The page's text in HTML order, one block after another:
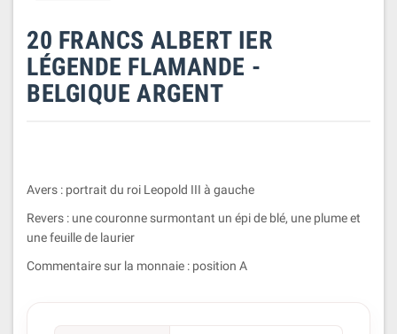
20 FRANCS ALBERT IER
LÉGENDE FLAMANDE -
BELGIQUE ARGENT
Avers : portrait du roi Leopold III à gauche
Revers : une couronne surmontant un épi de blé, une plume et
une feuille de laurier
Commentaire sur la monnaie : position A